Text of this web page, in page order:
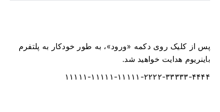
پس از کلیک روی دکمه «ورود»، به طور خودکار به پلتفرم
باینریوم هدایت خواهید شد.
۱۱۱۱۱-۱۱۱۱۱-۱۱۱۱۱-۲۲۲۲-۳۳۳۳۳-۴۴۴۴